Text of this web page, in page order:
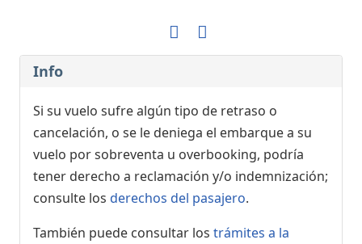
Info
Si su vuelo sufre algún tipo de retraso o
cancelación, o se le deniega el embarque a su
vuelo por sobreventa u overbooking, podría
tener derecho a reclamación y/o indemnización;
consulte los derechos del pasajero.
También puede consultar los trámites a la